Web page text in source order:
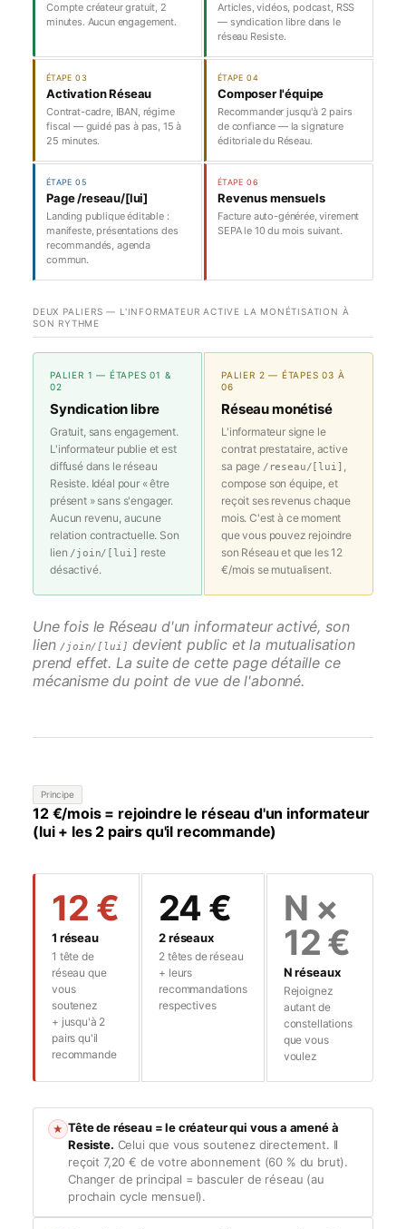
Compte créateur gratuit, 2
minutes. Aucun engagement.
Articles, vidéos, podcast, RSS
— syndication libre dans le
réseau Resiste.
ÉTAPE 03
Activation Réseau
Contrat-cadre, IBAN, régime
fiscal — guidé pas à pas, 15 à
25 minutes.
ÉTAPE 04
Composer l'équipe
Recommander jusqu'à 2 pairs
de confiance — la signature
éditoriale du Réseau.
ÉTAPE 05
Page /reseau/[lui]
Landing publique éditable :
manifeste, présentations des
recommandés, agenda
commun.
ÉTAPE 06
Revenus mensuels
Facture auto-générée, virement
SEPA le 10 du mois suivant.
DEUX PALIERS — L'INFORMATEUR ACTIVE LA MONÉTISATION À
SON RYTHME
PALIER 1 — ÉTAPES 01 &
02
Syndication libre
Gratuit, sans engagement.
L'informateur publie et est
diffusé dans le réseau
Resiste. Idéal pour « être
présent » sans s'engager.
Aucun revenu, aucune
relation contractuelle. Son
lien /join/[lui] reste
désactivé.
PALIER 2 — ÉTAPES 03 À
06
Réseau monétisé
L'informateur signe le
contrat prestataire, active
sa page /reseau/[lui] ,
compose son équipe, et
reçoit ses revenus chaque
mois. C'est à ce moment
que vous pouvez rejoindre
son Réseau et que les 12
€/mois se mutualisent.
Une fois le Réseau d'un informateur activé, son
lien /join/[lui] devient public et la mutualisation
prend effet. La suite de cette page détaille ce
mécanisme du point de vue de l'abonné.
Principe
12 €/mois = rejoindre le réseau d'un informateur
(lui + les 2 pairs qu'il recommande)
12 €
1 réseau
1 tête de
réseau que
vous
soutenez
+ jusqu'à 2
pairs qu'il
recommande
24 €
2 réseaux
2 têtes de réseau
+ leurs
recommandations
respectives
N ×
12 €
N réseaux
Rejoignez
autant de
constellations
que vous
voulez
★ Tête de réseau = le créateur qui vous a amené à
Resiste. Celui que vous soutenez directement. Il
reçoit 7,20 € de votre abonnement (60 % du brut).
Changer de principal = basculer de réseau (au
prochain cycle mensuel).